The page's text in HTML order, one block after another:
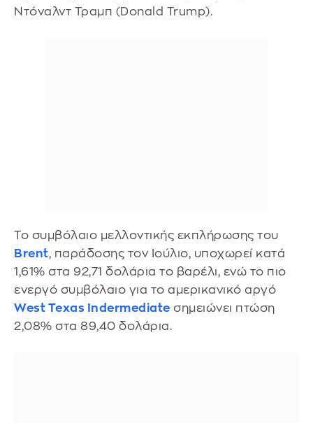
Ντόναλντ Τραμπ (Donald Trump).
Το συμβόλαιο μελλοντικής εκπλήρωσης του
Brent, παράδοσης τον Ιούλιο, υποχωρεί κατά
1,61% στα 92,71 δολάρια το βαρέλι, ενώ το πιο
ενεργό συμβόλαιο για το αμερικανικό αργό
West Texas Indermediate σημειώνει πτώση
2,08% στα 89,40 δολάρια.